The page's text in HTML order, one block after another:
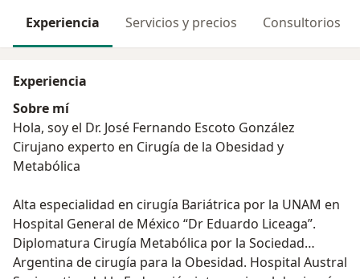
Experiencia Servicios y precios Consultorios
Experiencia
Sobre mí
Hola, soy el Dr. José Fernando Escoto González
Cirujano experto en Cirugía de la Obesidad y
Metabólica
Alta especialidad en cirugía Bariátrica por la UNAM en
Hospital General de México “Dr Eduardo Liceaga”.
Diplomatura Cirugía Metabólica por la Sociedad
Argentina de cirugía para la Obesidad. Hospital Austral